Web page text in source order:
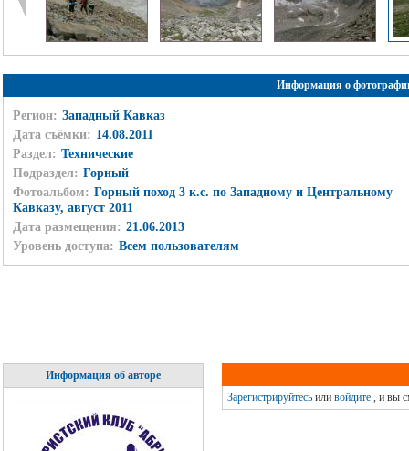
Информация о
Регион: Западный Кавказ
Дата съёмки: 14.08.2011
Раздел: Технические
Подраздел: Горный
Фотоальбом: Горный поход 3 к.с. по Западному и Центральному
Кавказу, август 2011
Дата размещения: 21.06.2013
Уровень доступа: Всем пользователям
Информация об авторе
Зарегистрируйтесьили войдите, и вы